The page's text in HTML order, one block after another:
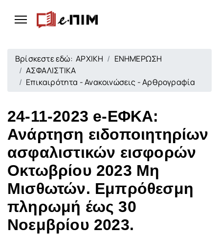
Βρίσκεστε εδώ:ΑΡΧΙΚΗ
ΕΝΗΜΕΡΩΣΗ
ΑΣΦΑΛΙΣΤΙΚΑ
Επικαιρότητα - Ανακοινώσεις - Αρθρογραφία
24-11-2023 e-ΕΦΚΑ:
Ανάρτηση ειδοποιητηρίων
ασφαλιστικών εισφορών
Οκτωβρίου 2023 Μη
Μισθωτών. Εμπρόθεσμη
πληρωμή έως 30
Νοεμβρίου 2023.